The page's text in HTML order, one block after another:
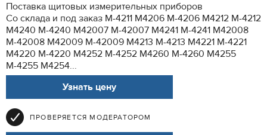
Поставка щитовых измерительных приборов
Со склада и под заказ М-4211 М4206 М-4206 М4212 М-4212
М4240 М-4240 М42007 М-42007 М4241 М-4241 М42008
М-42008 М42009 М-42009 М4213 М-4213 М4221 М-4221
М4220 М-4220 М4252 М-4252 М4260 М-4260 М4255
М-4255 М4254...
Узнать цену
ПРОВЕРЯЕТСЯ МОДЕРАТОРОМ